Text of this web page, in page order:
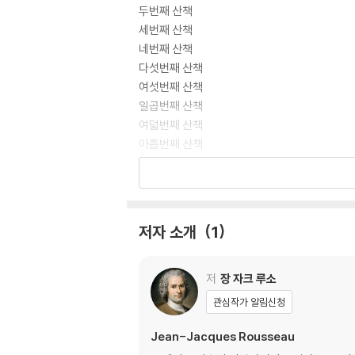
두번째 산책
세번째 산책
네번째 산책
다섯번째 산책
여섯번째 산책
일곱번째 산책
여덟번째 산책
아홉번째 산책
열번째 산책
저자 소개 1
저 장 자크 루소
관심작가 알림신청
Jean-Jacques Rousseau